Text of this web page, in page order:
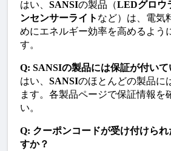
はい、 SANSIの製品（LEDグロウ
ンセンサーライト など）は、電気
めにエネルギー効率を高めるよう
す。
Q: SANSIの製品には保証が付いて
はい、 SANSIのほとんどの製品に
ます。各製品ページで保証情報を
い。
Q: クーポンコードが受け付けられ
すか？